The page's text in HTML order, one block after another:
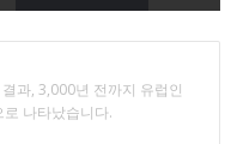
과, 3,000년 전까지 유럽인
나타났습니다.